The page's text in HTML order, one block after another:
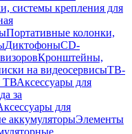
системы крепления для
Портативные колонки,
ДиктофоныCD-
Кронштейны,
на видеосервисыТВ-
ТВАксессуары для
за
для
аккумуляторыЭлементы